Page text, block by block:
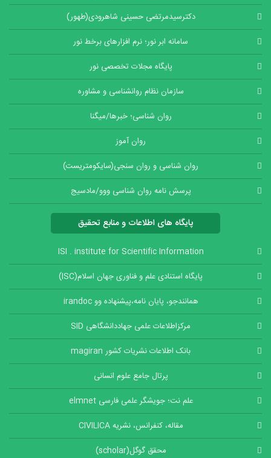
دکترسیدمرتضی حسینی شاهرودی(طهور)
سامانه ابر نور؛ نرم افزارهای برخط نور
پایگاه مجلات تخصصی نور
سازمان نظام روانشناسی و مشاوره
روان شناسی؛ خبرها/میگنا
روان آموز
روان شناسی و روان سنجی(سایکومتریست)
پرسش نامه روان شناسی ووو/مادسیج
پایگاه های اطلاعات و منابع تحقیق
ISI . institute for Scientific Information
پایگاه استنادی علم و فناوری جهان اسلام(ISC)
همانندجو، پایان نامه،پیشنهاده وو irandoc
مرکزاطلاعات علمی جهاددانشگاهی SID
بانک اطلاعات نشریات کشور magiran
پرتال جامع علوم انسانی
علم نت؛ جویشگر علمی فارسی elmnet
مقاله، کنفرانس، نشریه CIVILICA
محقق گوگل(scholar)